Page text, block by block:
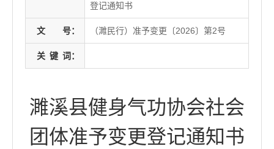
登记通知书
文 号： （濉民行）准予变更〔2026〕第2号
关 键 词：
濉溪县健身气功协会社会
团体准予变更登记通知书